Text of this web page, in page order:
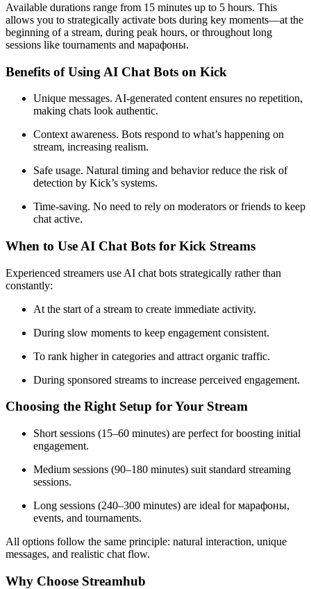
Available durations range from 15 minutes up to 5 hours. This
allows you to strategically activate bots during key moments—at the
beginning of a stream, during peak hours, or throughout long
sessions like tournaments and марафоны.
Benefits of Using AI Chat Bots on Kick
Unique messages. AI-generated content ensures no repetition,
making chats look authentic.
Context awareness. Bots respond to what’s happening on
stream, increasing realism.
Safe usage. Natural timing and behavior reduce the risk of
detection by Kick’s systems.
Time-saving. No need to rely on moderators or friends to keep
chat active.
When to Use AI Chat Bots for Kick Streams
Experienced streamers use AI chat bots strategically rather than
constantly:
At the start of a stream to create immediate activity.
During slow moments to keep engagement consistent.
To rank higher in categories and attract organic traffic.
During sponsored streams to increase perceived engagement.
Choosing the Right Setup for Your Stream
Short sessions (15–60 minutes) are perfect for boosting initial
engagement.
Medium sessions (90–180 minutes) suit standard streaming
sessions.
Long sessions (240–300 minutes) are ideal for марафоны,
events, and tournaments.
All options follow the same principle: natural interaction, unique
messages, and realistic chat flow.
Why Choose Streamhub